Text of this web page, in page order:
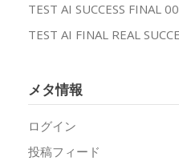
TEST AI SUCCESS FINAL
TEST AI FINAL REAL
メタ情報
ログイン
投稿フィード